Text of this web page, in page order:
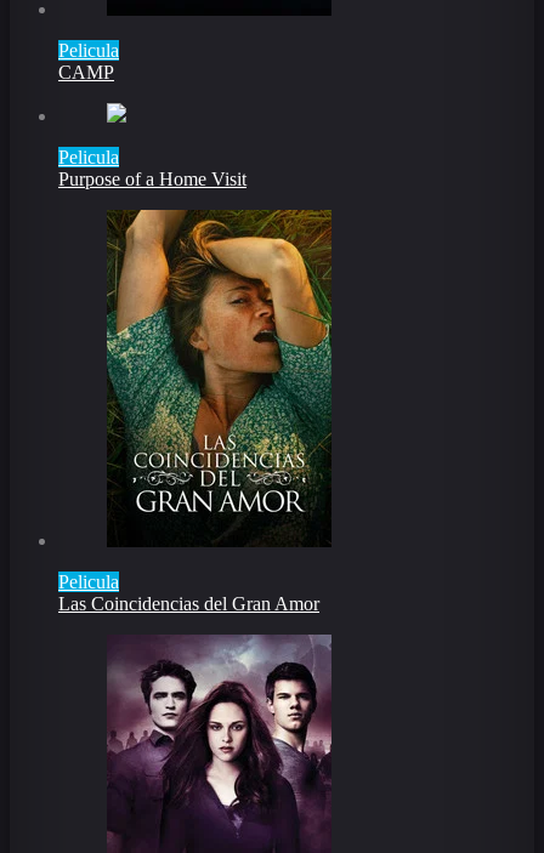
Pelicula
CAMP
Pelicula
Purpose of a Home Visit
Pelicula
Las Coincidencias del Gran Amor